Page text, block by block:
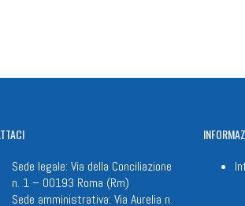
Sede legale: Via della Conciliazione
n. 1 – 00193 Roma (Rm)
Sede amministrativa: Via Aurelia n.